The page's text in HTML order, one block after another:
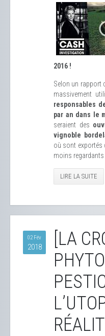
2016 !
Selon un rapport
massivement
responsables
par an dans le
seraient des
vignoble
où sont exportés
moins regardants
LIRE LA SUITE
02 Fév
2018
[LA